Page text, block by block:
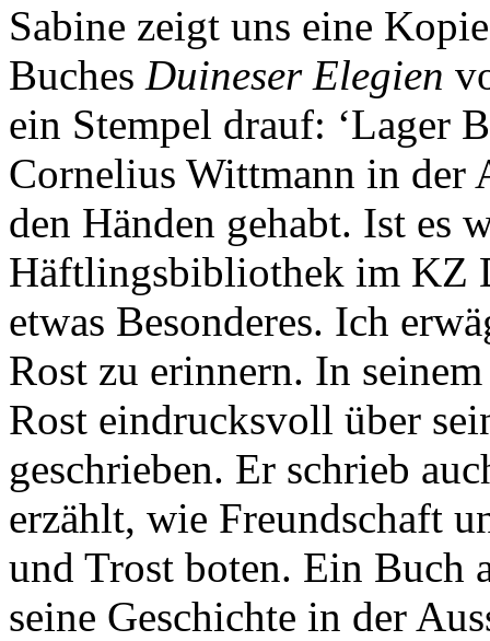
Sabine zeigt uns eine
Buches Duineser Elegien
ein Stempel drauf: ‘Lager
Cornelius Wittmann in der
den Händen gehabt. Ist es
Häftlingsbibliothek im KZ
etwas Besonderes. Ich
Rost zu erinnern. In
Rost eindrucksvoll über
geschrieben. Er schrieb
erzählt, wie Freundschaft
und Trost boten. Ein Buch
seine Geschichte in der